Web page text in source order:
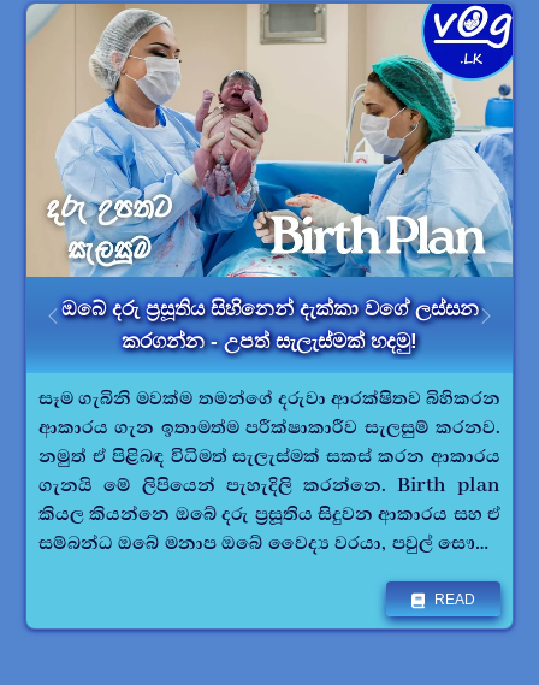
ඔබේ දරු ප්‍රසූතිය සිහිනෙන් දැක්කා වගේ ලස්සන
කරගන්න - උපත් සැලැස්මක් හදමු!
සෑම ගැබිනි මවක්ම තමන්ගේ දරුවා ආරක්ෂිතව බිහිකරන
ආකාරය ගැන ඉතාමත්ම පරීක්ෂාකාරීව සැලසුම් කරනව.
නමුත් ඒ පිළිබඳ විධිමත් සැලැස්මක් සකස් කරන ආකාරය
ගැනයි මේ ලිපියෙන් පැහැදිලි කරන්නෙ. Birth plan
කියල කියන්නෙ ඔබේ දරු ප්‍රසූතිය සිදුවන ආකාරය සහ ඒ
සම්බන්ධ ඔබේ මනාප ඔබේ වෛද්‍ය වරයා, පවුල් සෞඛ්‍ය
කරන පුංචි සටහනක්. දියුණු රටවල සෑම මවක්ම මෙලෙස
Birth pla...
READ